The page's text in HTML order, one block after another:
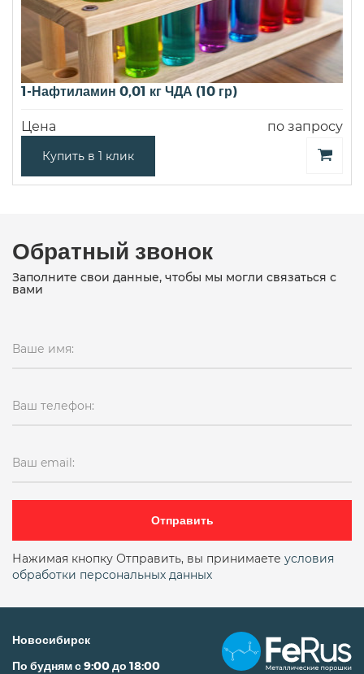
1-Нафтиламин 0,01 кг ЧДА (10 гр)
Цена по запросу
Купить в 1 клик
Обратный звонок
Заполните свои данные, чтобы мы могли связаться с
вами
Ваше имя:
Ваш телефон:
Ваш email:
Отправить
Нажимая кнопку Отправить, вы принимаете условия
обработки персональных данных
Новосибирск
По будням с 9:00 до 18:00